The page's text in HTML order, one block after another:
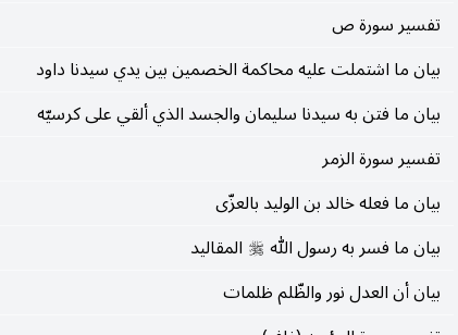
تفسير سورة ص
بيان ما اشتملت عليه محاكمة الخصمين بين يدي سيدنا داود
بيان ما فتن به سيدنا سليمان والجسد الذي ألقي على كرسيّه
تفسير سورة الزمر
بيان ما فعله خالد بن الوليد بالعزّى
بيان ما فسر به رسول الله صلى‌الله‌عليه‌وسلم المقاليد
بيان أن العدل نور والظّلم ظلمات